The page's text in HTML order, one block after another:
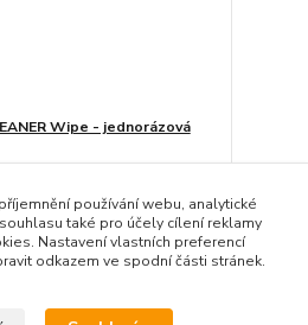
Wipe - jednorázová
Skladem
Přidat do košíku
používání webu, analytické
také pro účely cílení reklamy
Nastavení vlastních preferencí
odkazem ve spodní části stránek.